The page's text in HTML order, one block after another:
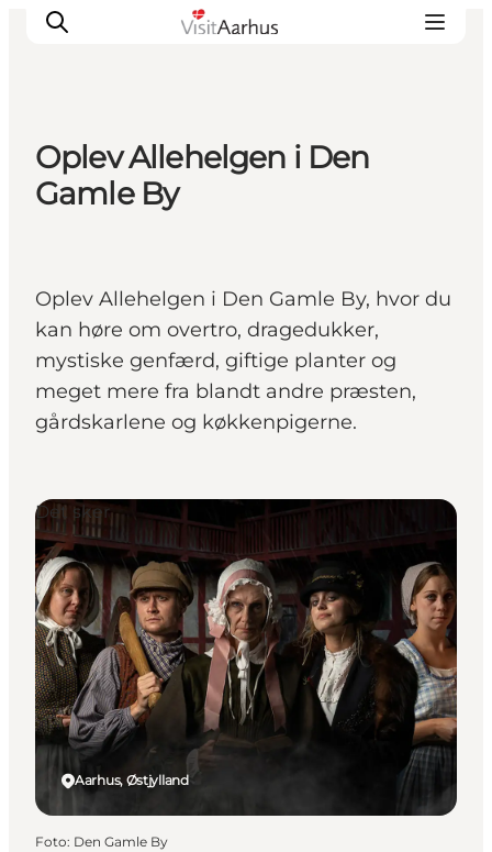
Oplevelser
Transport
Oplev Allehelgen i Den
Gamle By
Oplev Allehelgen i Den Gamle By, hvor du
kan høre om overtro, dragedukker,
mystiske genfærd, giftige planter og
meget mere fra blandt andre præsten,
gårdskarlene og køkkenpigerne.
Aarhus, Østjylland
Det sker
Foto: Den Gamle By